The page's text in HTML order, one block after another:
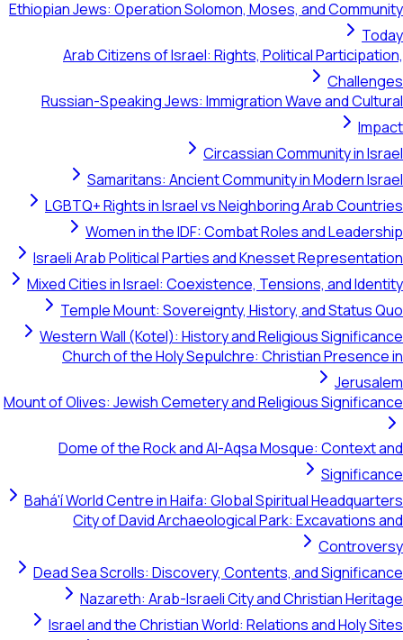
Ethiopian Jews:
Arab
Russian-
LGBTQ+
Women
Israeli Arab
Mixed Cities in
Temple
Western Wall
Church of
Mount of Olives:
Dome of
Bahá'í World
City of
Dead Sea
Israel and